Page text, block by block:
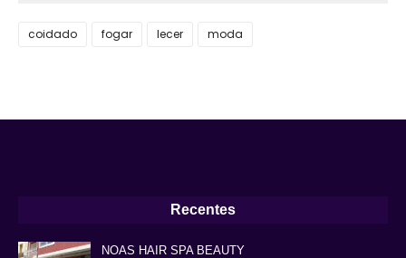
coidado fogar lecer moda
Recentes
NOAS HAIR SPA BEAUTY